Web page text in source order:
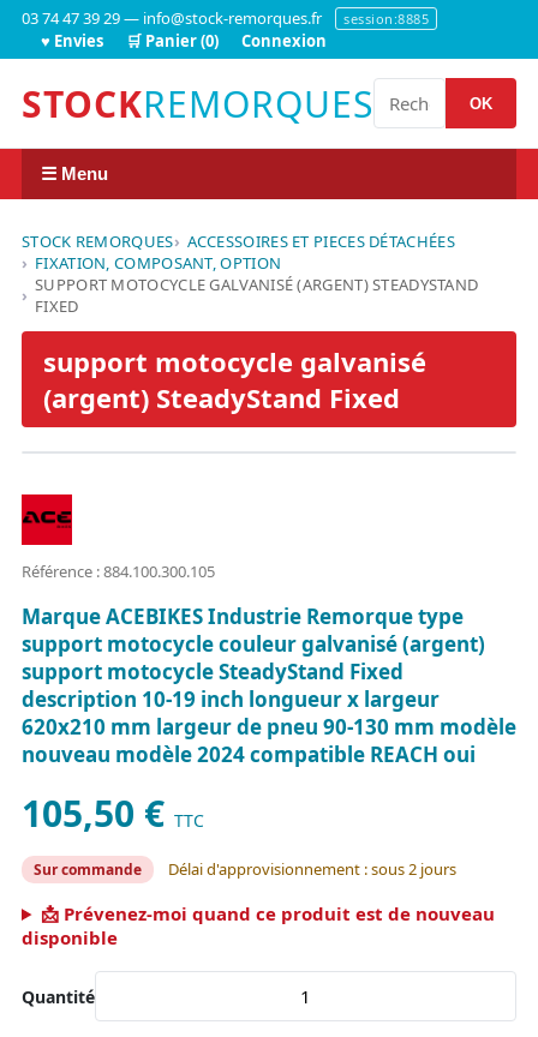
03 74 47 39 29 — info@stock-remorques.fr session:8885
♥ Envies 🛒 Panier (0) Connexion
STOCKREMORQUES OK
☰ Menu
STOCK REMORQUES
ACCESSOIRES ET PIECES DÉTACHÉES
FIXATION, COMPOSANT, OPTION
SUPPORT MOTOCYCLE GALVANISÉ (ARGENT) STEADYSTAND
FIXED
support motocycle galvanisé
(argent) SteadyStand Fixed
Référence : 884.100.300.105
Marque ACEBIKES Industrie Remorque type
support motocycle couleur galvanisé (argent)
support motocycle SteadyStand Fixed
description 10-19 inch longueur x largeur
620x210 mm largeur de pneu 90-130 mm modèle
nouveau modèle 2024 compatible REACH oui
105,50 € TTC
Sur commande Délai d'approvisionnement : sous 2 jours
📩 Prévenez-moi quand ce produit est de nouveau
disponible
Quantité